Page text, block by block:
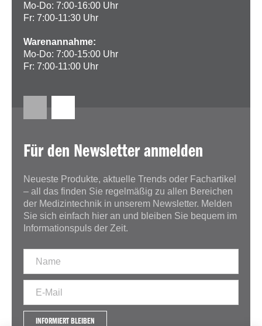
Mo-Do: 7:00-16:00 Uhr
Fr: 7:00-11:30 Uhr
Warenannahme:
Mo-Do: 7:00-15:00 Uhr
Fr: 7:00-11:00 Uhr
Für den Newsletter anmelden
Neueste Produkte, aktuelle Trends oder Fachartikel
– all das finden Sie regelmäßig zu allen Bereichen
der Medizintechnik in unserem Newsletter. Melden
Sie sich einfach hier an und bleiben Sie bequem im
Informationspuls der Zeit.
INFORMIERT BLEIBEN